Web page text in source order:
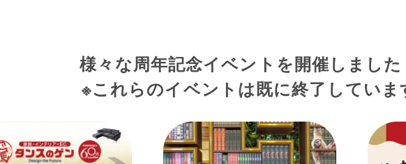
様々な周年記念イベントを開催しまし
※これらのイベントは既に終了していま